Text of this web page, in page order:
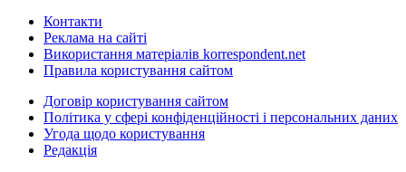
Контакти
Реклама на сайті
Використання матеріалів korrespondent.net
Правила користування сайтом
Договір користування сайтом
Політика у сфері конфіденційності і персональних даних
Угода щодо користування
Редакція